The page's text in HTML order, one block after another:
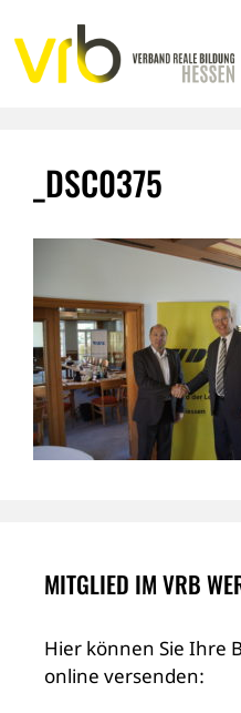
Inhalt
springen
_DSC0375
MITGLIED IM VRB
Hier können Sie Ihre
online versenden: